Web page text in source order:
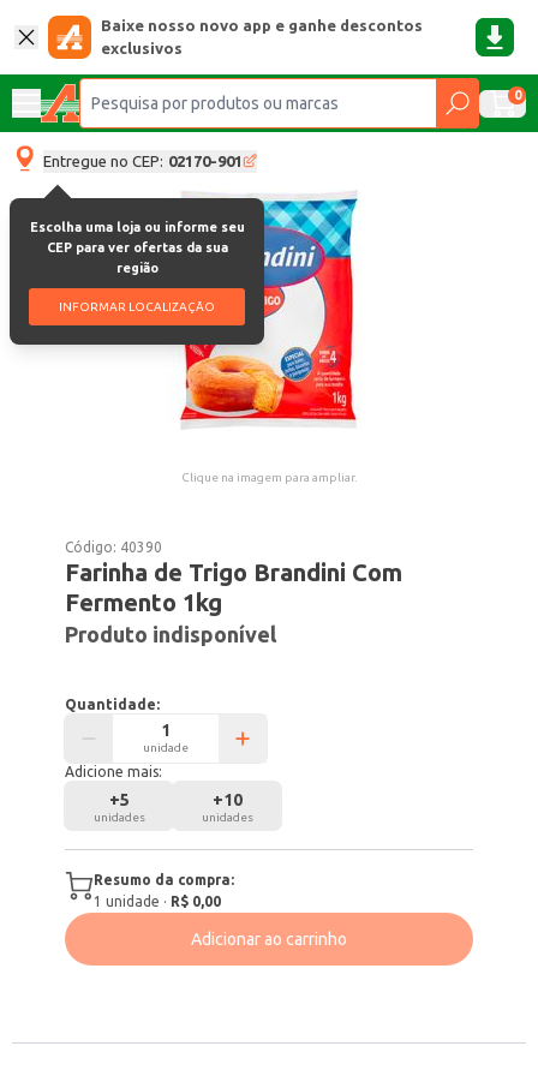
Baixe nosso novo app e ganhe descontos
exclusivos
0
Entregue no CEP: 02170-901
Escolha uma loja ou informe seu
CEP para ver ofertas da sua
região
INFORMAR LOCALIZAÇÃO
Clique na imagem para ampliar.
Código: 40390
Farinha de Trigo Brandini Com
Fermento 1kg
Produto indisponível
Quantidade:
unidade
Adicione mais:
+5
unidades
+10
unidades
Resumo da compra:
1 unidade · R$ 0,00
Adicionar ao carrinho